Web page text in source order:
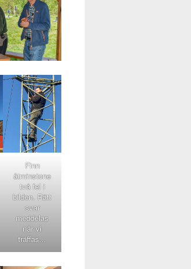
Finn
åtminstone
två fel i
bilden. Rätt
svar
meddelas
när vi
träffas...